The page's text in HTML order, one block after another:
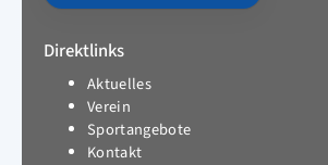
Direktlinks
Aktuelles
Verein
Sportangebote
Kontakt